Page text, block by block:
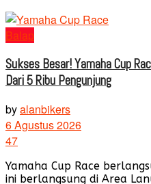
Balap
Sukses Besar! Yamaha Cup
Dari 5 Ribu Pengunjung
byalanbikers
6 Agustus 2026
47
Yamaha Cup Race
ini berlangsung di Area